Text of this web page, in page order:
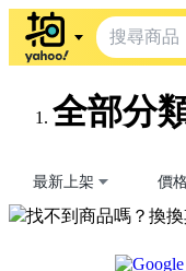
全部分
最新上架 價
找不到商品嗎？換換